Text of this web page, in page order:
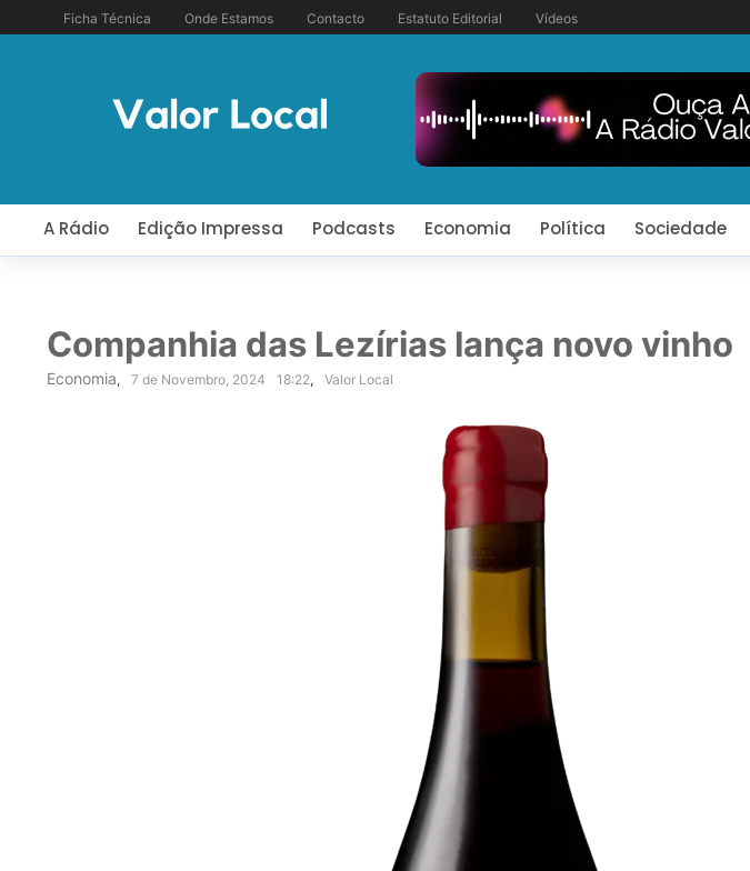
Ficha Técnica Onde Estamos Contacto Estatuto Editorial Vídeos
A Rádio Edição Impressa Podcasts Economia Política Sociedade
Companhia das Lezírias lança novo vinho
Economia, 7 de Novembro, 2024 18:22, Valor Local